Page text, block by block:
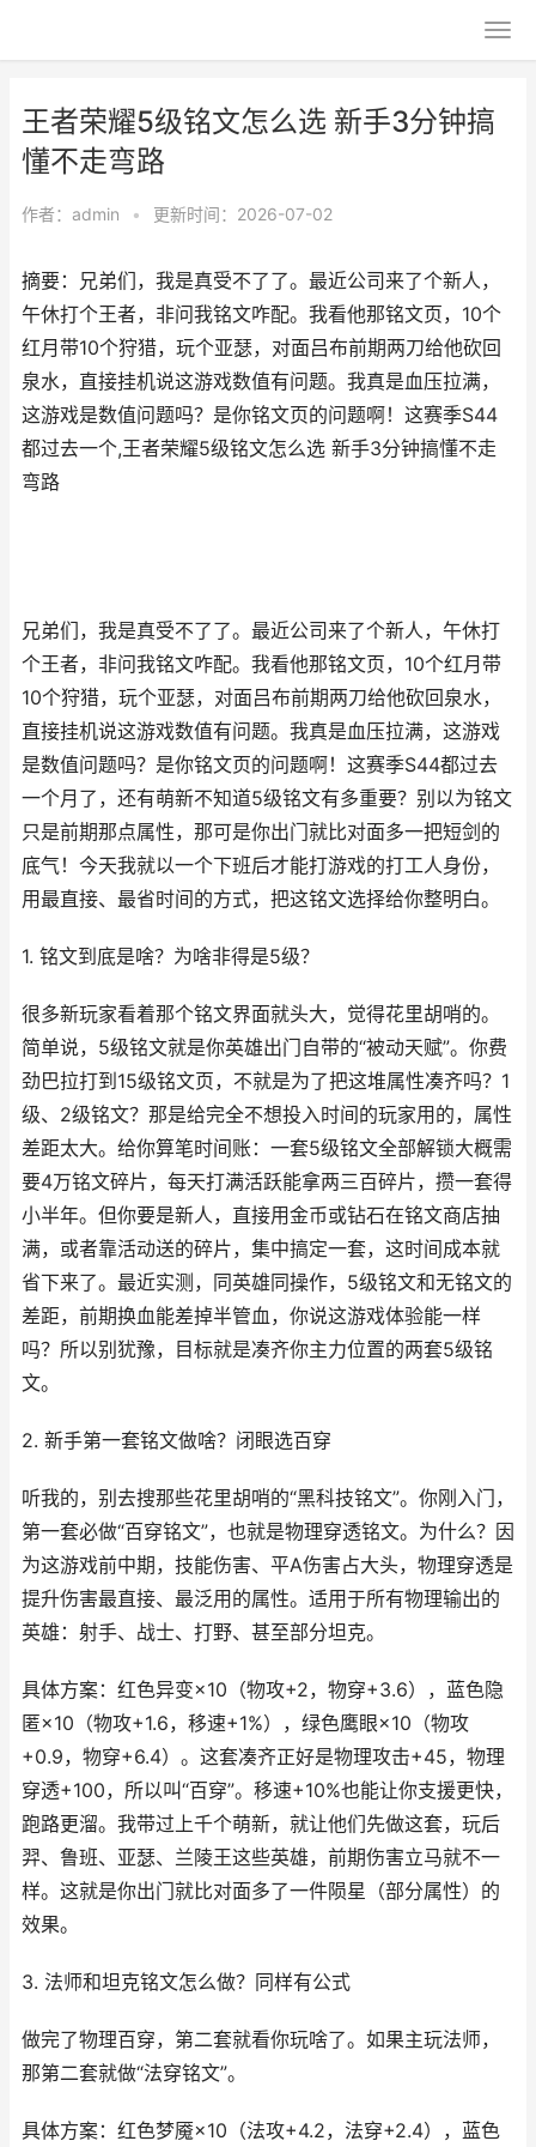
王者荣耀5级铭文怎么选 新手3分钟搞
懂不走弯路
作者： admin • 更新时间：2026-07-02
摘要：兄弟们，我是真受不了了。最近公司来了个新人，
午休打个王者，非问我铭文咋配。我看他那铭文页，10个
红月带10个狩猎，玩个亚瑟，对面吕布前期两刀给他砍回
泉水，直接挂机说这游戏数值有问题。我真是血压拉满，
这游戏是数值问题吗？是你铭文页的问题啊！这赛季S44
都过去一个,王者荣耀5级铭文怎么选 新手3分钟搞懂不走
弯路
兄弟们，我是真受不了了。最近公司来了个新人，午休打
个王者，非问我铭文咋配。我看他那铭文页，10个红月带
10个狩猎，玩个亚瑟，对面吕布前期两刀给他砍回泉水，
直接挂机说这游戏数值有问题。我真是血压拉满，这游戏
是数值问题吗？是你铭文页的问题啊！这赛季S44都过去
一个月了，还有萌新不知道5级铭文有多重要？别以为铭文
只是前期那点属性，那可是你出门就比对面多一把短剑的
底气！今天我就以一个下班后才能打游戏的打工人身份，
用最直接、最省时间的方式，把这铭文选择给你整明白。
1. 铭文到底是啥？为啥非得是5级？
很多新玩家看着那个铭文界面就头大，觉得花里胡哨的。
简单说，5级铭文就是你英雄出门自带的“被动天赋”。你费
劲巴拉打到15级铭文页，不就是为了把这堆属性凑齐吗？1
级、2级铭文？那是给完全不想投入时间的玩家用的，属性
差距太大。给你算笔时间账：一套5级铭文全部解锁大概需
要4万铭文碎片，每天打满活跃能拿两三百碎片，攒一套得
小半年。但你要是新人，直接用金币或钻石在铭文商店抽
满，或者靠活动送的碎片，集中搞定一套，这时间成本就
省下来了。最近实测，同英雄同操作，5级铭文和无铭文的
差距，前期换血能差掉半管血，你说这游戏体验能一样
吗？所以别犹豫，目标就是凑齐你主力位置的两套5级铭
文。
2. 新手第一套铭文做啥？闭眼选百穿
听我的，别去搜那些花里胡哨的“黑科技铭文”。你刚入门，
第一套必做“百穿铭文”，也就是物理穿透铭文。为什么？因
为这游戏前中期，技能伤害、平A伤害占大头，物理穿透是
提升伤害最直接、最泛用的属性。适用于所有物理输出的
英雄：射手、战士、打野、甚至部分坦克。
具体方案：红色异变×10（物攻+2，物穿+3.6），蓝色隐
匿×10（物攻+1.6，移速+1%），绿色鹰眼×10（物攻
+0.9，物穿+6.4）。这套凑齐正好是物理攻击+45，物理
穿透+100，所以叫“百穿”。移速+10%也能让你支援更快，
跑路更溜。我带过上千个萌新，就让他们先做这套，玩后
羿、鲁班、亚瑟、兰陵王这些英雄，前期伤害立马就不一
样。这就是你出门就比对面多了一件陨星（部分属性）的
效果。
3. 法师和坦克铭文怎么做？同样有公式
做完了物理百穿，第二套就看你玩啥了。如果主玩法师，
那第二套就做“法穿铭文”。
具体方案：红色梦魇×10（法攻+4.2，法穿+2.4），蓝色